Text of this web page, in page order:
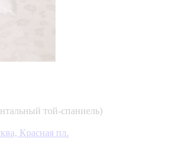
той-спаниель)
Красная пл.